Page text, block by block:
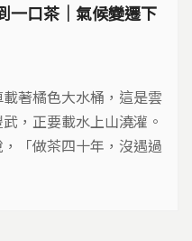
一口茶｜氣候變遷下
著橘色大水桶，這是雲
，正要載水上山澆灌。
「做茶四十年，沒遇過